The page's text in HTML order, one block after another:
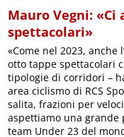
Mauro Vegni:
spettacolari»
«Come nel 2023, anche
otto tappe spettacolari
tipologie di corridori –
area ciclismo di RCS
salita, frazioni per
aspettiamo una
team Under 23 del